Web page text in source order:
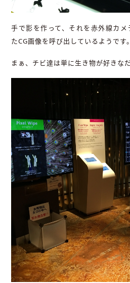
手で影を作って、それを赤外線カ
たCG画像を呼び出しているようです。
まぁ、チビ達は単に生き物が好きな